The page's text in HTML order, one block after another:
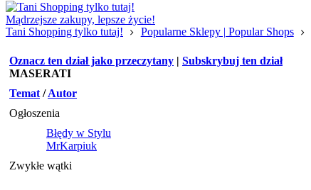
Mądrzejsze zakupy, lepsze życie!
Tani Shopping tylko tutaj!
Popularne Sklepy | Popular Shops
Oznacz ten dział jako przeczytany | Subskrybuj ten dział
MASERATI
Temat /Autor
Ogłoszenia
Błędy w Stylu
MrKarpiuk
Zwykłe wątki